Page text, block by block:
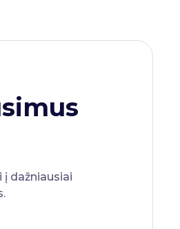
dažniausiai